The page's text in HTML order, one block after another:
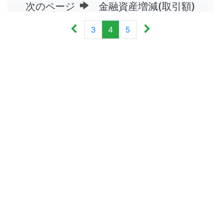
次のページ 金融資産増減(取引額)
3 4 5